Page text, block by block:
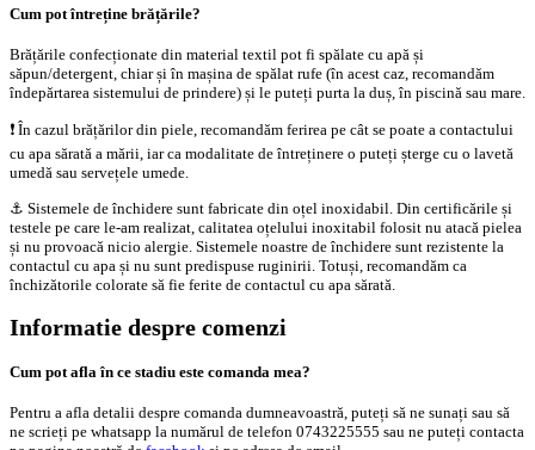
Cum pot întreține brățările?
Brățările confecționate din material textil pot fi spălate cu apă și
săpun/detergent, chiar și în mașina de spălat rufe (în acest caz, recomandăm
îndepărtarea sistemului de prindere) și le puteți purta la duș, în piscină sau mare.
❗️ În cazul brățărilor din piele, recomandăm ferirea pe cât se poate a contactului
cu apa sărată a mării, iar ca modalitate de întreținere o puteți șterge cu o lavetă
umedă sau servețele umede.
⚓️ Sistemele de închidere sunt fabricate din oțel inoxidabil. Din certificările și
testele pe care le-am realizat, calitatea oțelului inoxitabil folosit nu atacă pielea
și nu provoacă nicio alergie. Sistemele noastre de închidere sunt rezistente la
contactul cu apa și nu sunt predispuse ruginirii. Totuși, recomandăm ca
închizătorile colorate să fie ferite de contactul cu apa sărată.
Informatie despre comenzi
Cum pot afla în ce stadiu este comanda mea?
Pentru a afla detalii despre comanda dumneavoastră, puteți să ne sunați sau să
ne scrieți pe whatsapp la numărul de telefon 0743225555 sau ne puteți contacta